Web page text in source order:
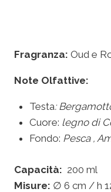
Fragranza: Oud e
Note Olfattive:
Testa:
Cuore: legno di
Fondo: Pesca ,
Capacità: 200 ml
Misure: ∅ 6 cm / h